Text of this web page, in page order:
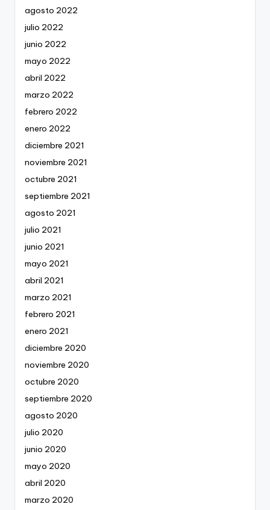
agosto 2022
julio 2022
junio 2022
mayo 2022
abril 2022
marzo 2022
febrero 2022
enero 2022
diciembre 2021
noviembre 2021
octubre 2021
septiembre 2021
agosto 2021
julio 2021
junio 2021
mayo 2021
abril 2021
marzo 2021
febrero 2021
enero 2021
diciembre 2020
noviembre 2020
octubre 2020
septiembre 2020
agosto 2020
julio 2020
junio 2020
mayo 2020
abril 2020
marzo 2020